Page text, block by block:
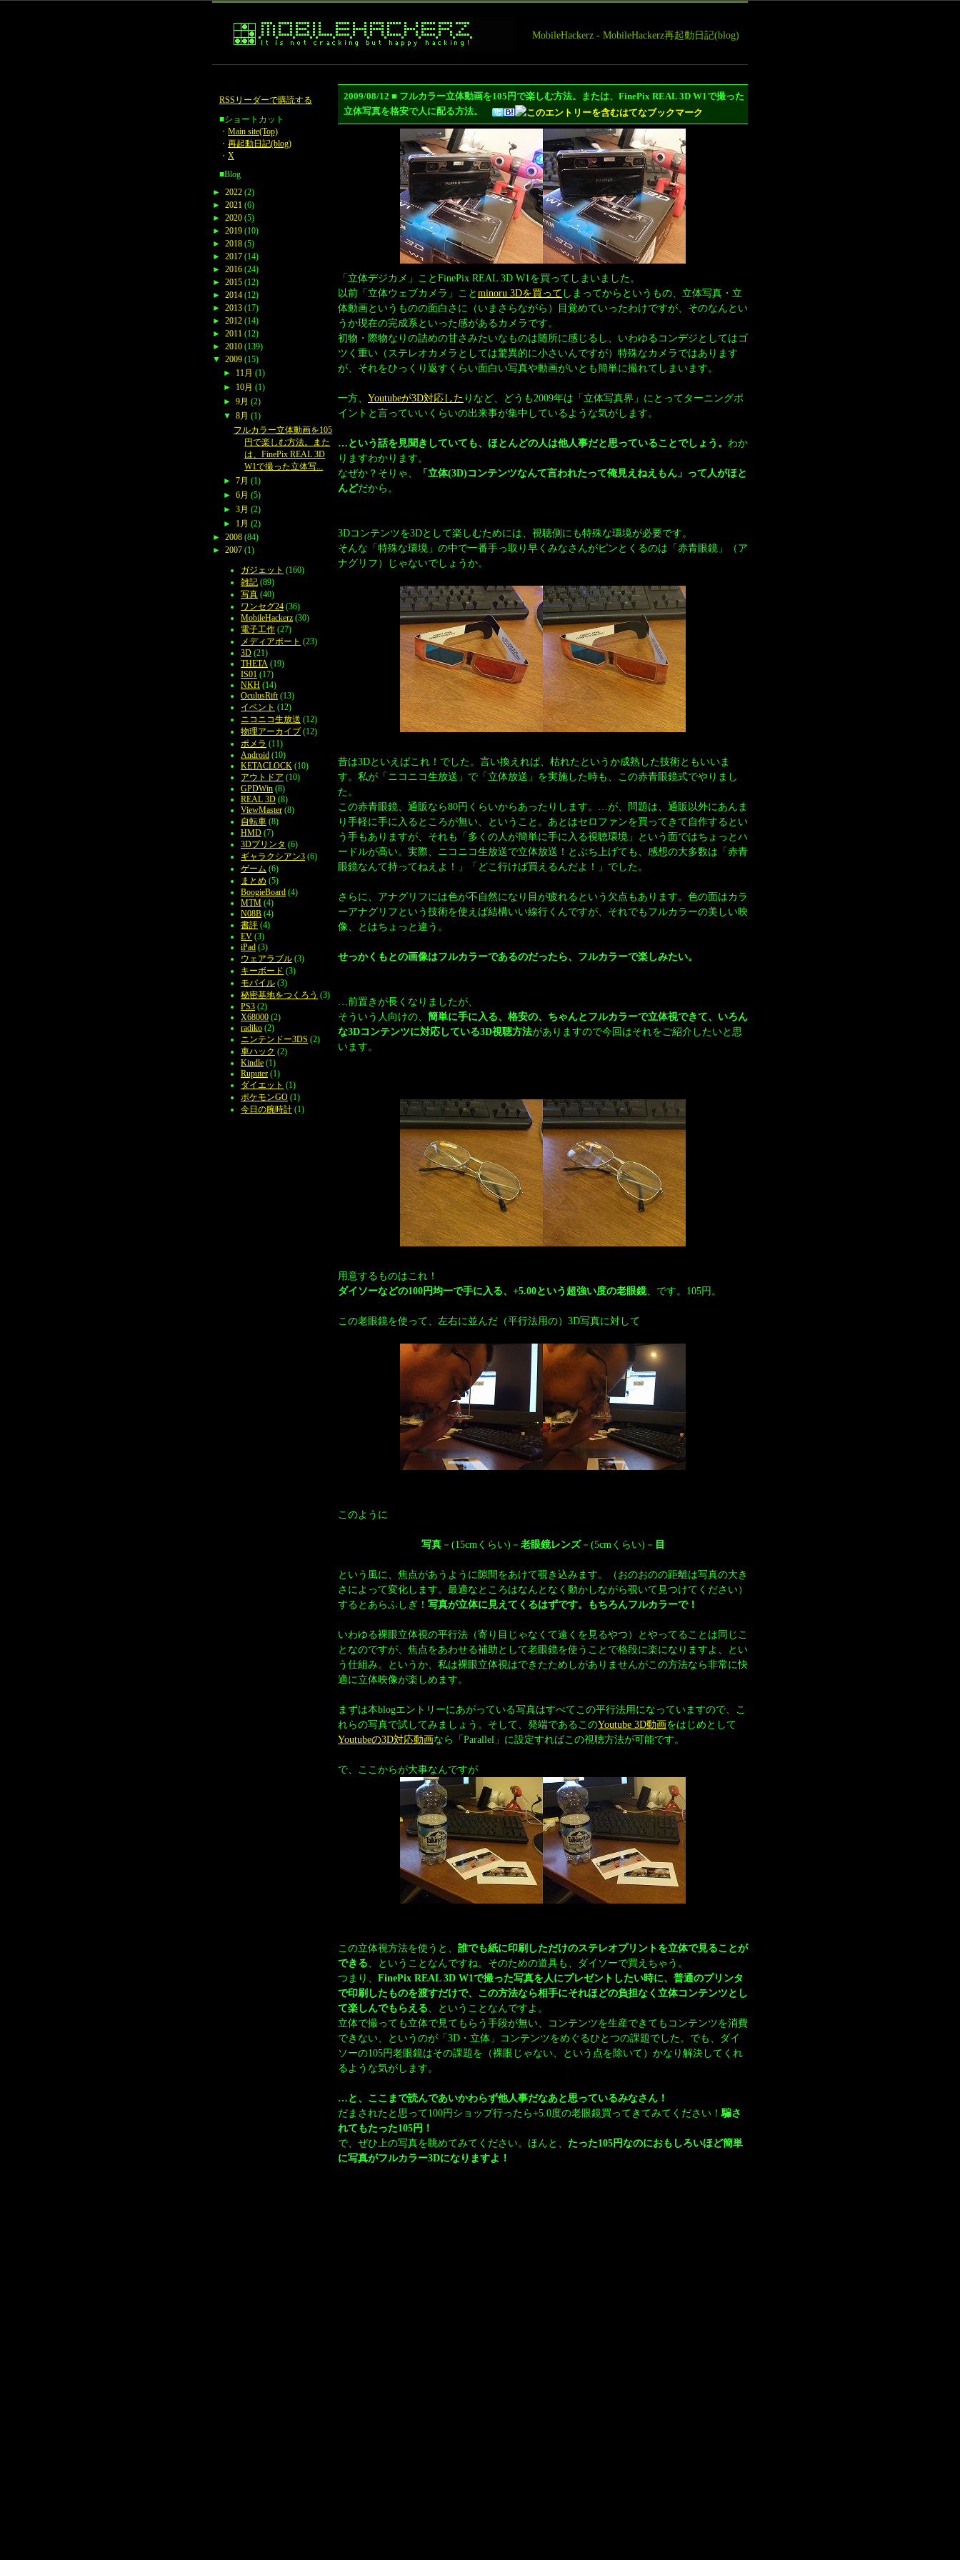
MobileHackerz - MobileHackerz再起動日記(blog)
2009/08/12 ■ フルカラー立体動画を105円で楽しむ方法。または、FinePix REAL 3D W1で撮った
立体写真を格安で人に配る方法。
「立体デジカメ」ことFinePix REAL 3D W1を買ってしまいました。
以前「立体ウェブカメラ」ことminoru 3Dを買って しまってからというもの、立体写真・立
体動画というものの面白さに（いまさらながら）目覚めていったわけですが、そのなんとい
うか現在の完成系といった感があるカメラです。
初物・際物なりの詰めの甘さみたいなものは随所に感じるし、いわゆるコンデジとしてはゴ
ツく重い（ステレオカメラとしては驚異的に小さいんですが）特殊なカメラではあります
が、それをひっくり返すくらい面白い写真や動画がいとも簡単に撮れてしまいます。
一方、 Youtubeが3D対応した りなど、どうも2009年は「立体写真界」にとってターニングポ
イントと言っていいくらいの出来事が集中しているような気がします。
…という話を見聞きしていても、ほとんどの人は他人事だと思っていることでしょう。 わか
りますわかります。
なぜか？そりゃ、
「立体(3D)コンテンツなんて言われたって俺見えねえもん」って人がほと
んどだから。
3Dコンテンツを3Dとして楽しむためには、視聴側にも特殊な環境が必要です。
そんな「特殊な環境」の中で一番手っ取り早くみなさんがピンとくるのは「赤青眼鏡」（ア
ナグリフ）じゃないでしょうか。
昔は3Dといえばこれ！でした。言い換えれば、枯れたというか成熟した技術ともいいま
す。私が「ニコニコ生放送」で「立体放送」を実施した時も、この赤青眼鏡式でやりまし
た。
この赤青眼鏡、通販なら80円くらいからあったりします。…が、問題は、通販以外にあんま
り手軽に手に入るところが無い、ということ。あとはセロファンを買ってきて自作するとい
う手もありますが、それも「多くの人が簡単に手に入る視聴環境」という面ではちょっとハ
ードルが高い。実際、ニコニコ生放送で立体放送！とぶち上げても、感想の大多数は「赤青
眼鏡なんて持ってねえよ！」「どこ行けば買えるんだよ！」でした。
さらに、アナグリフには色が不自然になり目が疲れるという欠点もあります。色の面はカラ
ーアナグリフという技術を使えば結構いい線行くんですが、それでもフルカラーの美しい映
像、とはちょっと違う。
せっかくもとの画像はフルカラーであるのだったら、フルカラーで楽しみたい。
…前置きが長くなりましたが、
そういう人向けの、 簡単に手に入る、格安の、ちゃんとフルカラーで立体視できて、いろん
な3Dコンテンツに対応している3D視聴方法がありますので今回はそれをご紹介したいと思
います。
用意するものはこれ！
ダイソーなどの100円均一で手に入る、+5.00という超強い度の老眼鏡、です。105円。
この老眼鏡を使って、左右に並んだ（平行法用の）3D写真に対して
このように
写真－(15cmくらい)－ 老眼鏡レンズ－(5cmくらい)－ 目
という風に、焦点があうように隙間をあけて覗き込みます。（おのおのの距離は写真の大き
さによって変化します。最適なところはなんとなく動かしながら覗いて見つけてください）
するとあらふしぎ！ 写真が立体に見えてくるはずです。もちろんフルカラーで！
いわゆる裸眼立体視の平行法（寄り目じゃなくて遠くを見るやつ）とやってることは同じこ
となのですが、焦点をあわせる補助として老眼鏡を使うことで格段に楽になりますよ、とい
う仕組み。というか、私は裸眼立体視はできたためしがありませんがこの方法なら非常に快
適に立体映像が楽しめます。
まずは本blogエントリーにあがっている写真はすべてこの平行法用になっていますので、こ
れらの写真で試してみましょう。そして、発端であるこのYoutube 3D動画をはじめとして
Youtubeの3D対応動画なら「Parallel」に設定すればこの視聴方法が可能です。
で、ここからが大事なんですが
この立体視方法を使うと、 誰でも紙に印刷しただけのステレオプリントを立体で見ることが
できる 、ということなんですね。そのための道具も、ダイソーで買えちゃう。
つまり、 FinePix REAL 3D W1で撮った写真を人にプレゼントしたい時に、普通のプリンタ
で印刷したものを渡すだけで、この方法なら相手にそれほどの負担なく立体コンテンツとし
て楽しんでもらえる 、ということなんですよ。
立体で撮っても立体で見てもらう手段が無い、コンテンツを生産できてもコンテンツを消費
できない、というのが「3D・立体」コンテンツをめぐるひとつの課題でした。でも、ダイ
ソーの105円老眼鏡はその課題を（裸眼じゃない、という点を除いて）かなり解決してくれ
るような気がします。
…と、ここまで読んであいかわらず他人事だなあと思っているみなさん！
だまされたと思って100円ショップ行ったら+5.0度の老眼鏡買ってきてみてください！ 騙さ
れてもたった105円！
で、ぜひ上の写真を眺めてみてください。ほんと、 たった105円なのにおもしろいほど簡単
に写真がフルカラー3Dになりますよ！
RSSリーダーで購読する
■ショートカット
・ Main site(Top)
・ 再起動日記(blog)
・ X
■Blog
► 2022 (2)
► 2021 (6)
► 2020 (5)
► 2019 (10)
► 2018 (5)
► 2017 (14)
► 2016 (24)
► 2015 (12)
► 2014 (12)
► 2013 (17)
► 2012 (14)
► 2011 (12)
► 2010 (139)
▼ 2009 (15)
►
11月 (1)
►
10月 (1)
► 9月 (2)
▼ 8月 (1)
フルカラー立体動画を105
円で楽しむ方法。また
は、FinePix REAL 3D
W1で撮った立体写...
► 7月 (1)
► 6月 (5)
► 3月 (2)
►
1月 (2)
► 2008 (84)
► 2007 (1)
ガジェット (160)
雑記 (89)
写真 (40)
ワンセグ24 (36)
MobileHackerz (30)
電子工作 (27)
メディアポート (23)
3D (21)
THETA (19)
IS01 (17)
NKH (14)
OculusRift (13)
イベント (12)
ニコニコ生放送 (12)
物理アーカイブ (12)
ポメラ (11)
Android (10)
KETACLOCK (10)
アウトドア (10)
GPDWin (8)
REAL 3D (8)
ViewMaster (8)
自転車 (8)
HMD (7)
3Dプリンタ (6)
ギャラクシアン3 (6)
ゲーム (6)
まとめ (5)
BoogieBoard (4)
MTM (4)
N08B (4)
書評 (4)
EV (3)
iPad (3)
ウェアラブル (3)
キーボード (3)
モバイル (3)
秘密基地をつくろう (3)
PS3 (2)
X68000 (2)
radiko (2)
ニンテンドー3DS (2)
車ハック (2)
Kindle (1)
Ruputer (1)
ダイエット (1)
ポケモンGO (1)
今日の腕時計 (1)